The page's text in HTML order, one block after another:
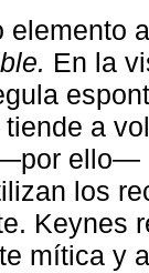
elemento
En la
a
ello―
los
Keynes
mítica y